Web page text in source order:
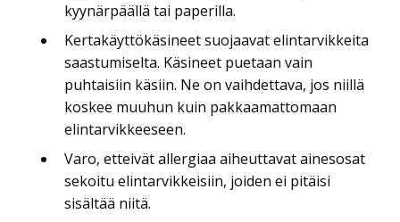
kyynärpäällä tai paperilla.
Kertakäyttökäsineet suojaavat elintarvikkeita
saastumiselta. Käsineet puetaan vain
puhtaisiin käsiin. Ne on vaihdettava, jos niillä
koskee muuhun kuin pakkaamattomaan
elintarvikkeeseen.
Varo, etteivät allergiaa aiheuttavat ainesosat
sekoitu elintarvikkeisiin, joiden ei pitäisi
sisältää niitä.